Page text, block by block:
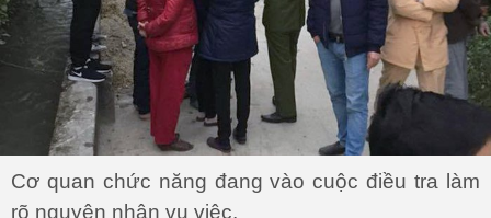
Cơ quan chức năng đang vào cuộc điều tra làm
rõ nguyên nhân vụ việc.